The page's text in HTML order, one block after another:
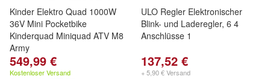
Kinder Elektro Quad 1000W
36V Mini Pocketbike
Kinderquad Miniquad ATV M8
Army
549,99 €
Kostenloser Versand
ULO Regler Elektronischer
Blink- und Laderegler, 6 4
Anschlüsse 1
137,52 €
+ 5,90 € Versand